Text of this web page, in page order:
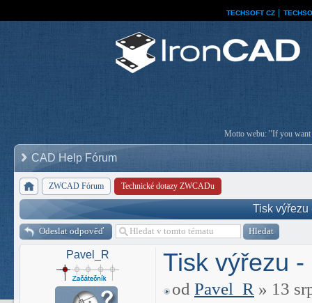
TECHSOFT CZ
Motto webu: "If you want
CAD Help Fórum
ZWCAD Fórum Technické dotazy ZWCADu
Tisk výřezu
Odeslat odpověď
Pavel_R Tisk výřezu
od Pavel_R » 13